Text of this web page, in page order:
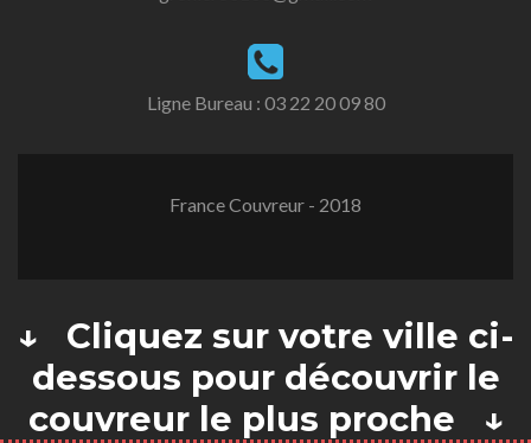
Ligne Bureau : 03 22 20 09 80
France Couvreur - 2018
↓ Cliquez sur votre ville ci-
dessous pour découvrir le
couvreur le plus proche ↓